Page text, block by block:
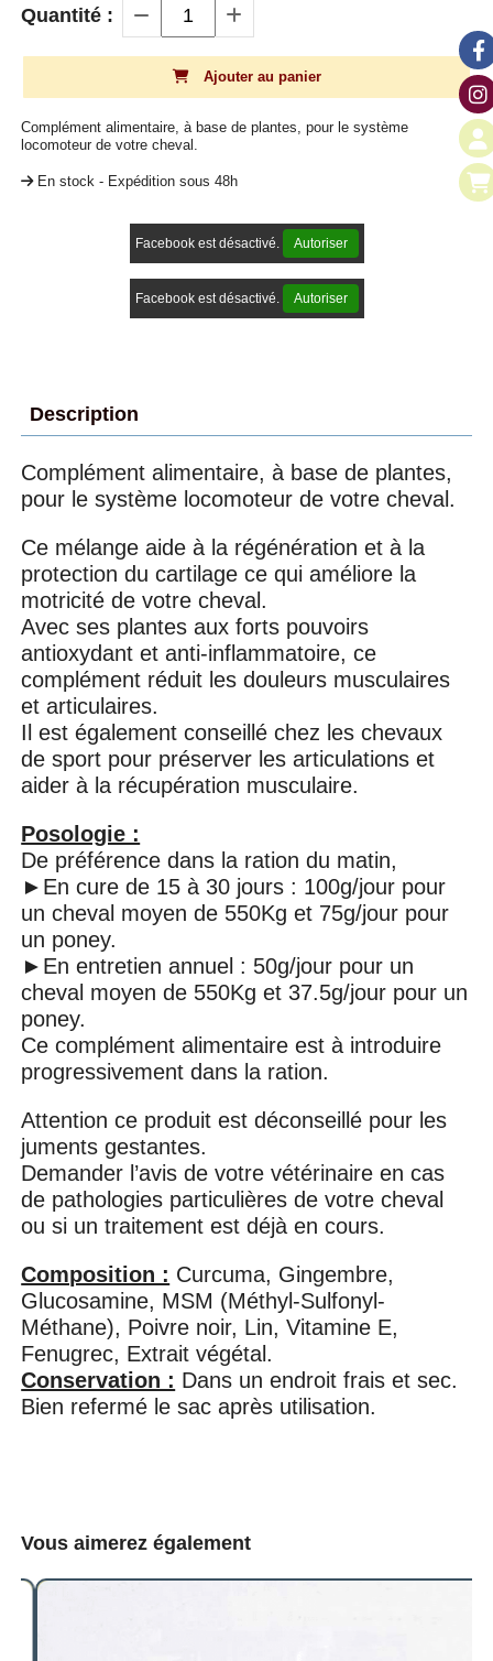
Quantité :
Ajouter au panier
Complément alimentaire, à base de plantes, pour le système
locomoteur de votre cheval.
En stock - Expédition sous 48h
Facebook est désactivé. Autoriser
Facebook est désactivé. Autoriser
Description
Complément alimentaire, à base de plantes,
pour le système locomoteur de votre cheval.
Ce mélange aide à la régénération et à la
protection du cartilage ce qui améliore la
motricité de votre cheval.
Avec ses plantes aux forts pouvoirs
antioxydant et anti-inflammatoire, ce
complément réduit les douleurs musculaires
et articulaires.
Il est également conseillé chez les chevaux
de sport pour préserver les articulations et
aider à la récupération musculaire.
Posologie :
De préférence dans la ration du matin,
►En cure de 15 à 30 jours : 100g/jour pour
un cheval moyen de 550Kg et 75g/jour pour
un poney.
►En entretien annuel : 50g/jour pour un
cheval moyen de 550Kg et 37.5g/jour pour un
poney.
Ce complément alimentaire est à introduire
progressivement dans la ration.
Attention ce produit est déconseillé pour les
juments gestantes.
Demander l’avis de votre vétérinaire en cas
de pathologies particulières de votre cheval
ou si un traitement est déjà en cours.
Composition : Curcuma, Gingembre,
Glucosamine, MSM (Méthyl-Sulfonyl-
Méthane), Poivre noir, Lin, Vitamine E,
Fenugrec, Extrait végétal.
Conservation : Dans un endroit frais et sec.
Bien refermé le sac après utilisation.
Vous aimerez également